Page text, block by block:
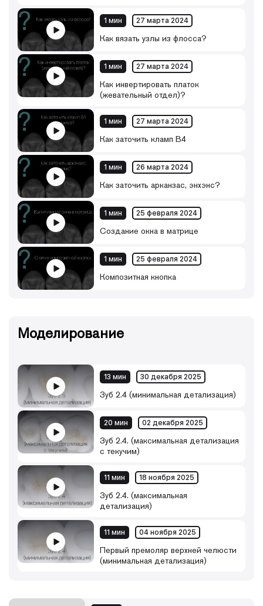
1 мин 27 марта 2024
Как вязать узлы из флосса?
1 мин 27 марта 2024
Как инвертировать платок
(жевательный отдел)?
1 мин 27 марта 2024
Как заточить кламп B4
1 мин 26 марта 2024
Как заточить арканзас, энхэнс?
1 мин 25 февраля 2024
Создание окна в матрице
1 мин 25 февраля 2024
Композитная кнопка
Моделирование
13 мин 30 декабря 2025
Зуб 2.4 (минимальная детализация)
20 мин 02 декабря 2025
Зуб 2.4. (максимальная детализация
с текучим)
11 мин 18 ноября 2025
Зуб 2.4. (максимальная
детализация)
11 мин 04 ноября 2025
Первый премоляр верхней челюсти
(минимальная детализация)